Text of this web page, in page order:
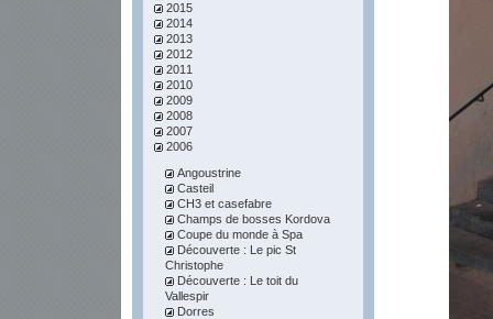
2015
2014
2013
2012
2011
2010
2009
2008
2007
2006
Angoustrine
Casteil
CH3 et casefabre
Champs de bosses Kordova
Coupe du monde à Spa
Découverte : Le pic St
Christophe
Découverte : Le toit du
Vallespir
Dorres